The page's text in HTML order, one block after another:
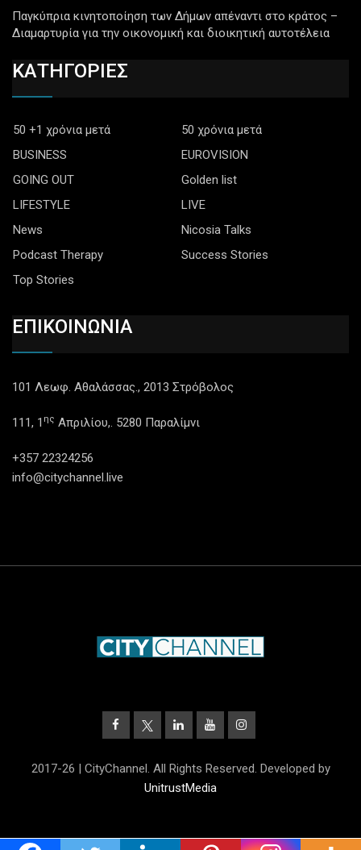
Παγκύπρια κινητοποίηση των Δήμων απέναντι στο κράτος –
Διαμαρτυρία για την οικονομική και διοικητική αυτοτέλεια
ΚΑΤΗΓΟΡΙΕΣ
50 +1 χρόνια μετά
50 χρόνια μετά
BUSINESS
EUROVISION
GOING OUT
Golden list
LIFESTYLE
LIVE
News
Nicosia Talks
Podcast Therapy
Success Stories
Top Stories
ΕΠΙΚΟΙΝΩΝΙΑ
101 Λεωφ. Αθαλάσσας., 2013 Στρόβολος
111, 1 ης Απριλίου,. 5280 Παραλίμνι
+357 22324256
info@citychannel.live
2017-26 | CityChannel. All Rights Reserved. Developed by
UnitrustMedia